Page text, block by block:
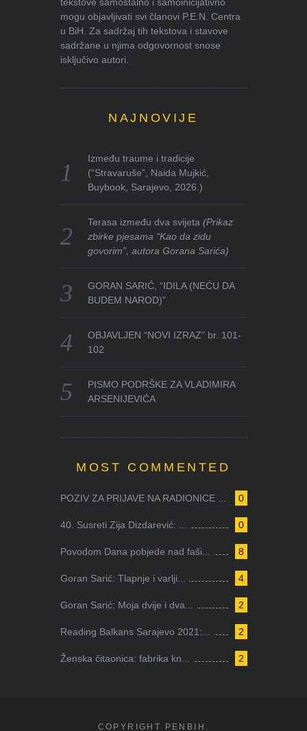
mogu objavljivati svi članovi P.E.N. Centra
u BiH. Za sadržaj tih tekstova i stavove
sadržane u njima odgovornost snose
isključivo autori.
NAJNOVIJE
Između traume i tradicije
(“Stravaruše”, Naida Mujkić,
Buybook, Sarajevo, 2026.)
Terasa između dva svijeta(Prikaz
zbirke pjesama “Kao da zidu
govorim”, autora Gorana Sarića)
GORAN SARIĆ, “IDILA (NEĆU DA
BUDEM NAROD)”
OBJAVLJEN “NOVI IZRAZ” br. 101-
102
PISMO PODRŠKE ZA VLADIMIRA
ARSENIJEVIĆA
MOST COMMENTED
0
POZIV ZA PRIJAVE NA RADIONICE ...
0
40. Susreti Zija Dizdarević: ...
8
Povodom Dana pobjede nad faši...
4
Goran Sarić: Tlapnje i varlji...
2
Goran Sarić: Moja dvije i dva...
2
Reading Balkans Sarajevo 2021:...
2
Ženska čitaonica: fabrika kn...
COPYRIGHT PENBIH.